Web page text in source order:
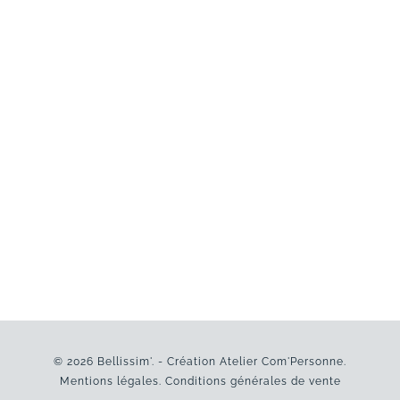
© 2026 Bellissim'. - Création Atelier Com'Personne.
Mentions légales. Conditions générales de vente